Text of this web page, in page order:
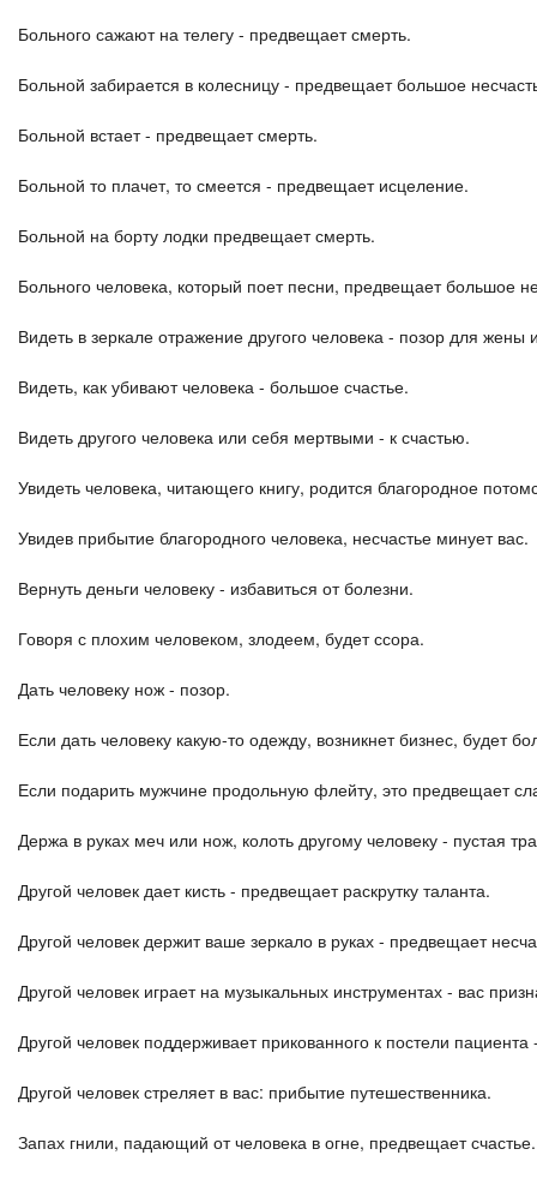
Больного сажают на телегу - предвещает смерть.
Больной забирается в колесницу - предвещает большое
Больной встает - предвещает смерть.
Больной то плачет, то смеется - предвещает исцеление.
Больной на борту лодки предвещает смерть.
Больного человека, который поет песни, предвещает большое
Видеть в зеркале отражение другого человека - позор для жены
Видеть, как убивают человека - большое счастье.
Видеть другого человека или себя мертвыми - к счастью.
Увидеть человека, читающего книгу, родится благородное
Увидев прибытие благородного человека, несчастье минует вас.
Вернуть деньги человеку - избавиться от болезни.
Говоря с плохим человеком, злодеем, будет ссора.
Дать человеку нож - позор.
Если дать человеку какую-то одежду, возникнет бизнес, будет
Если подарить мужчине продольную флейту, это предвещает
Держа в руках меч или нож, колоть другому человеку - пустая
Другой человек дает кисть - предвещает раскрутку таланта.
Другой человек держит ваше зеркало в руках - предвещает
Другой человек играет на музыкальных инструментах - вас
Другой человек поддерживает прикованного к постели
Другой человек стреляет в вас: прибытие путешественника.
Запах гнили, падающий от человека в огне, предвещает счастье.